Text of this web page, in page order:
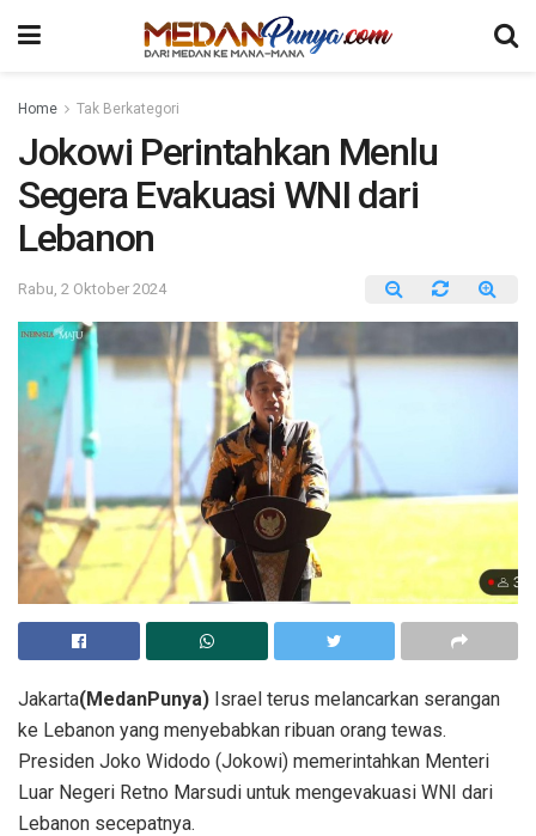
Home Tak Berkategori
Jokowi Perintahkan Menlu
Segera Evakuasi WNI dari
Lebanon
Rabu, 2 Oktober 2024
Jakarta(MedanPunya) Israel terus melancarkan serangan
ke Lebanon yang menyebabkan ribuan orang tewas.
Presiden Joko Widodo (Jokowi) memerintahkan Menteri
Luar Negeri Retno Marsudi untuk mengevakuasi WNI dari
Lebanon secepatnya.